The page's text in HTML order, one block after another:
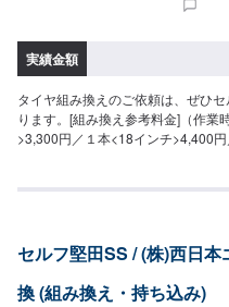
実績金額
タイヤ組み換えのご依頼は、ぜひ
ります。[組み換え参考料金]（作業
>3,300円／１本<18インチ>4,400
セルフ堅田SS / (株)西日
換 (組み換え・持ち込み)